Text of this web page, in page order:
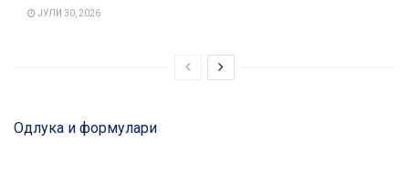
ЈУЛИ 30, 2026
Одлука и формулари